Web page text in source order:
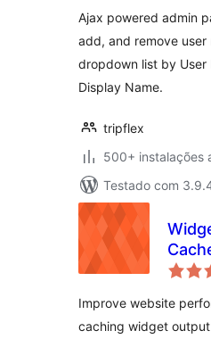
Ajax powered admin
add, and remove user
dropdown list by User
Display Name.
tripflex
500+ instalações
Testado com
Improve website
caching widget output